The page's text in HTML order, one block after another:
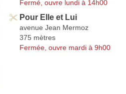
Fermé, ouvre lundi à 14h00
Pour Elle et Lui
avenue Jean Mermoz
375 mètres
Fermée, ouvre mardi à 9h00